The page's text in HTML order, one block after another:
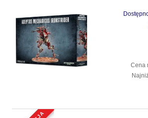
Cena
promocja